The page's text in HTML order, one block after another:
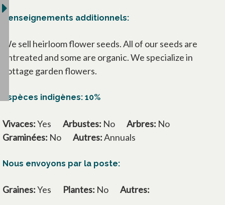
Renseignements additionnels:
We sell heirloom flower seeds. All of our seeds are
untreated and some are organic. We specialize in
cottage garden flowers.
Espèces indigènes: 10%
Vivaces:Yes Arbustes: No Arbres: No
Graminées: No Autres:Annuals
Nous envoyons par la poste:
Graines:Yes Plantes: No Autres: